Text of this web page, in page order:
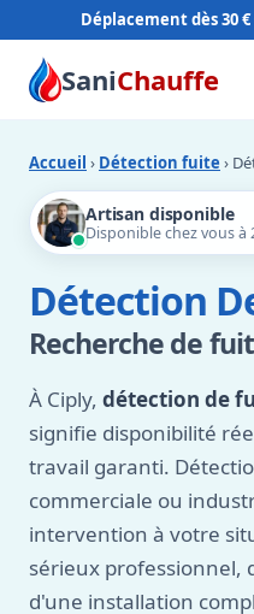
Déplacement dès 30 €
SaniChauffe
Accueil › Détection fuite ›
Artisan disponible
Disponible chez vous à
Détection
Recherche de
À Ciply, détection de
signifie disponibilité
travail garanti.
commerciale ou
intervention à votre
sérieux professionnel,
d'une installation